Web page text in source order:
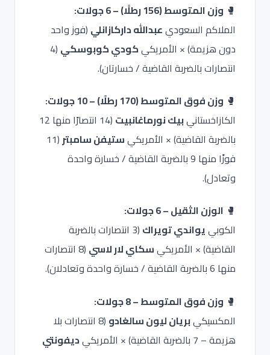
🥊 وزن المتوسط (156 رطلًا) – 6 جولات:
الملاكم السعوديعبدالله داركازانلي (فوز واحد
دون هزيمة) × الأمريكيكودي كوبوسكي (4
انتصارات بالضربة القاضية / خسارتان).
🥊 وزن فوق المتوسط (170 رطلًا) – 10 جولات:
الكازاخستانيبيك نورماغانبيت
(14 انتصارًا منها 12
بالضربة القاضية) × الأمريكيستيفن سامبتر (11
فوزًا منها 9 بالضربة القاضية / خسارة واحدة
وتعادل).
🥊 الوزن الثقيل – 6 جولات:
الكوبييواندي تويراك
(3 انتصارات بالضربة
القاضية) × الأمريكيسكاي لار لاسي
(8 انتصارات
منها 6 بالضربة القاضية / خسارة واحدة وتعادلان).
🥊 وزن فوق المتوسط – 8 جولات:
المكسيكيبريان ليون سالغادو
(8 انتصارات بلا
هزيمة – 7 بالضربة القاضية) × الأمريكي
ديفونتي